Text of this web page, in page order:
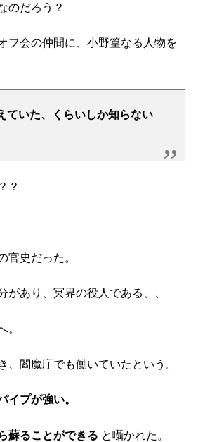
のだろう？
フ会の仲間に、小野篁なる人物を
ていた、くらいしか知らない
？
官史だった。
があり、冥界の役人である、、
。
、閻魔庁でも働いていたという。
イプが強い。
蘇ることができる と囁かれた。